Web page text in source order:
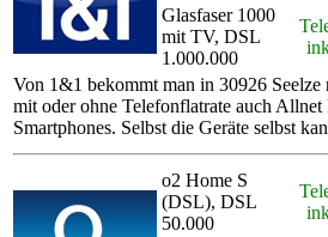
Glasfaser 1000
mit TV, DSL
1.000.000
Von 1&1 bekommt man in 30926 Seelze
mit oder ohne Telefonflatrate auch
Smartphones. Selbst die Geräte selbst
o2 Home S
(DSL), DSL
50.000